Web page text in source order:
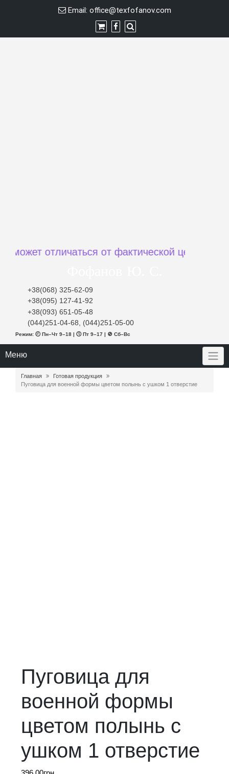
Email: office@texfofanov.com
отличаться от фактической цены при
+38(068) 325-62-09
+38(095) 127-41-92
+38(093) 651-05-48
(044)251-04-68, (044)251-05-00
Режим: 🕘 Пн–Чт 9–18 | 🕔 Пт 9–17 | 🚫 Сб–Вс
Меню
Главная
Готовая продукция
Пуговица для военной формы цветом полынь с ушком 1 отверстие
Пуговица для
военной формы
цветом полынь с
ушком 1 отверстие